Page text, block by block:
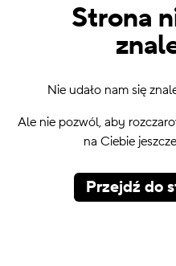
Strona
Nie udało nam się
Ale nie pozwól, aby
na Ciebie
Przejdź do